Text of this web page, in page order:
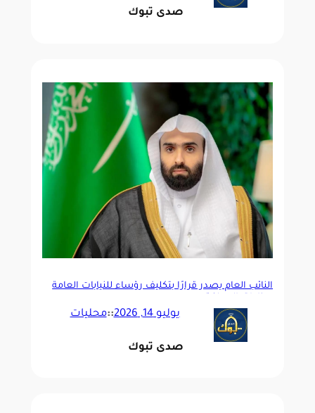
صدى تبوك
النائب العام يصدر قرارًا بتكليف رؤساء للنيابات العامة
يوليو 14, 2026 ::محليات
صدى تبوك